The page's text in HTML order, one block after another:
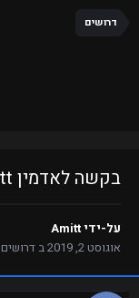
דרושים
בקשה לאדמין Amitt
על-ידיAmitt
אוגוסט 2, 2019
בדרושים